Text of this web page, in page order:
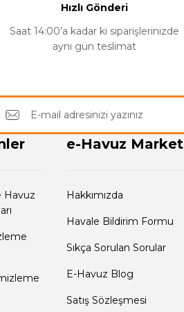
Hızlı Gönderi
Saat 14:00’a kadar ki siparişlerinizde
aynı gün teslimat
Havuz
e-Havuz Market
Hakkımızda
Havale Bildirim Formu
Sıkça Sorulan Sorular
E-Havuz Blog
Satış Sözleşmesi